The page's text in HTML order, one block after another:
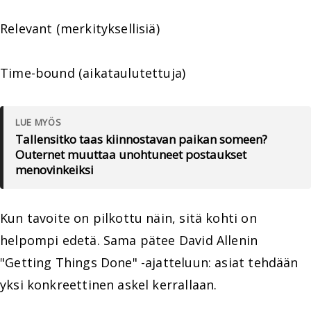
Relevant (merkityksellisiä)
Time-bound (aikataulutettuja)
LUE MYÖS
Tallensitko taas kiinnostavan paikan someen?
Outernet muuttaa unohtuneet postaukset
menovinkeiksi
Kun tavoite on pilkottu näin, sitä kohti on
helpompi edetä. Sama pätee David Allenin
"Getting Things Done" -ajatteluun: asiat tehdään
yksi konkreettinen askel kerrallaan.